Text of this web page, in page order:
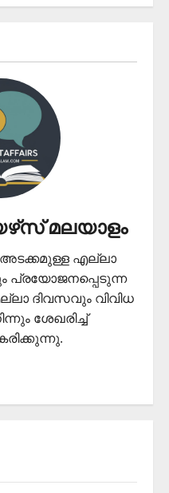
മലയാളം
എല്ലാ
പ്രയോജനപ്പെടുന്ന
ദിവസവും വിവിധ
ശേഖരിച്ച്